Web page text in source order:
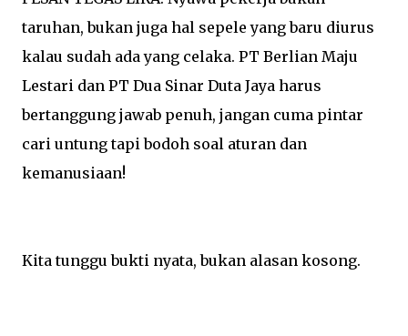
taruhan, bukan juga hal sepele yang baru diurus
kalau sudah ada yang celaka. PT Berlian Maju
Lestari dan PT Dua Sinar Duta Jaya harus
bertanggung jawab penuh, jangan cuma pintar
cari untung tapi bodoh soal aturan dan
kemanusiaan!
Kita tunggu bukti nyata, bukan alasan kosong.